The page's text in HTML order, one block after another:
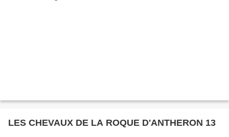
LES CHEVAUX DE LA ROQUE D'ANTHERON 13